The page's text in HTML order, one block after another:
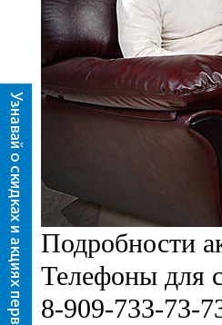
Подробности
Телефоны для
8-909-733-73-